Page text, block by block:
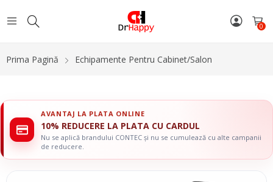
0
Prima Pagină Echipamente Pentru Cabinet/Salon
AVANTAJ LA PLATA ONLINE
10% REDUCERE LA PLATA CU CARDUL
Nu se aplică brandului CONTEC și nu se cumulează cu alte campanii
de reducere.